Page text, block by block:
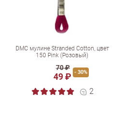
DMC мулине Stranded Cotton, цвет
150 Pink (Розовый)
70 ₽
49 ₽ - 30%
2